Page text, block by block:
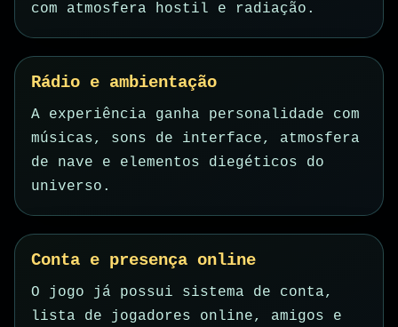
com atmosfera hostil e radiação.
Rádio e ambientação
A experiência ganha personalidade com
músicas, sons de interface, atmosfera
de nave e elementos diegéticos do
universo.
Conta e presença online
O jogo já possui sistema de conta,
lista de jogadores online, amigos e